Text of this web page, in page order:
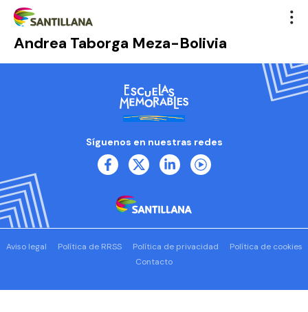
Andrea Taborga Meza-Bolivia
Síguenos en nuestras redes
Aviso legal Política de RRSS Política de privacidad
Política de cookies
Contacto